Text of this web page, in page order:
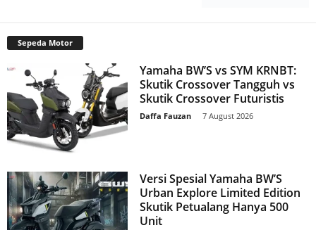
Sepeda Motor
Yamaha BW’S vs SYM KRNBT:
Skutik Crossover Tangguh vs
Skutik Crossover Futuristis
Daffa Fauzan 7 August 2026
Versi Spesial Yamaha BW’S
Urban Explore Limited Edition
Skutik Petualang Hanya 500
Unit